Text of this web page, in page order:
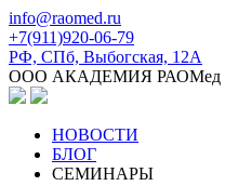
info@raomed.ru
+7(911)920-06-79
РФ, СПб, Выбогская, 12А
ООО АКАДЕМИЯ РАОМед
НОВОСТИ
БЛОГ
СЕМИНАРЫ